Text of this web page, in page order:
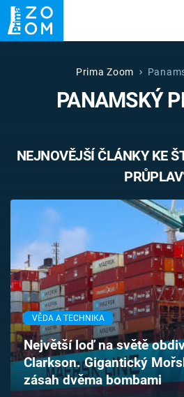
ZRÁDCI UFO DRUHÁ
VETŘELCI DÁVNOVĚKU
Pořady
TV Program
Časopis
Sledujte prima+
Prima Zoom
PANAMSKÝ
NEJNOVĚJŠÍ ČLÁNKY KE
VĚDA A TECHNIKA
Největší loď na světě
Clarkson. Gigantický
zásah dvěma bombami